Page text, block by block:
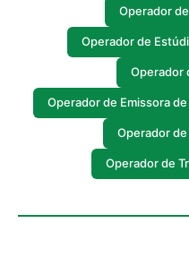
Operador
Operador de
Operador
Operador de Emissora
Operador
Operador de